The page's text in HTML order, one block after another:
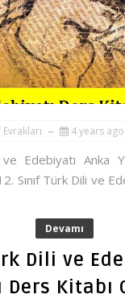
Evrakları 4 years ago
Edebiyatı Anka
Sınıf Türk Dili ve
Devamı
Dili ve
Ders Kitabı